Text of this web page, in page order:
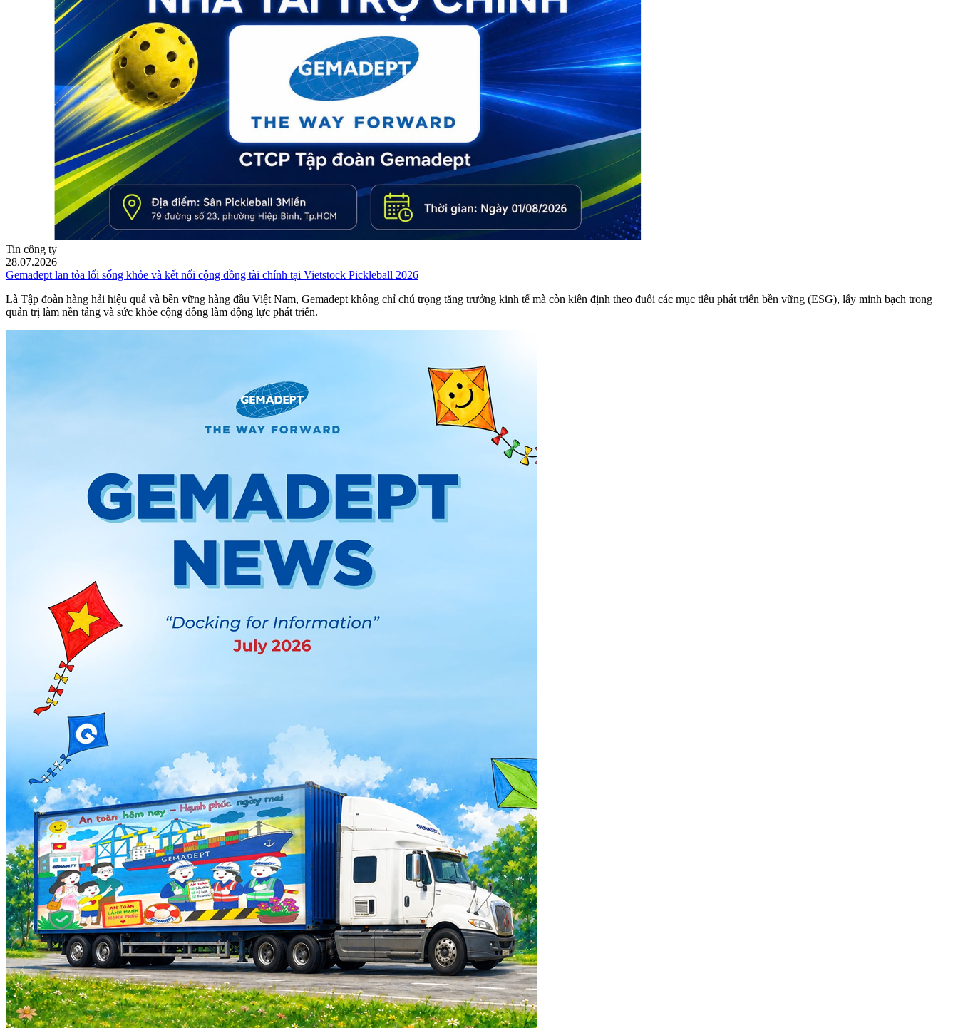
Tin công ty
28.07.2026
Gemadept lan tỏa lối sống khỏe và kết nối cộng đồng tài chính tại Vietstock Pickleball 2026
Là Tập đoàn hàng hải hiệu quả và bền vững hàng đầu Việt Nam, Gemadept không chỉ chú trọng tăng trưởng kinh tế mà còn kiên định theo đuổi các mục tiêu phát triển bền vững (ESG), lấy minh bạch trong
quản trị làm nền tảng và sức khỏe cộng đồng làm động lực phát triển.